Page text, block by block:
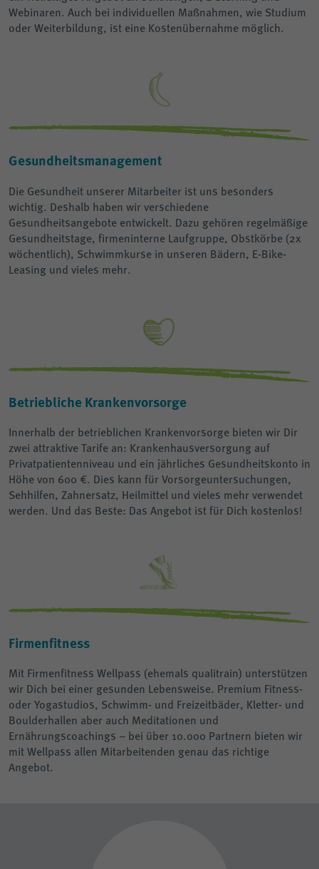
Webinaren. Auch bei individuellen Maßnahmen, wie Studium
oder Weiterbildung, ist eine Kostenübernahme möglich.
Gesundheitsmanagement
Die Gesundheit unserer Mitarbeiter ist uns besonders
wichtig. Deshalb haben wir verschiedene
Gesundheitsangebote entwickelt. Dazu gehören regelmäßige
Gesundheitstage, firmeninterne Laufgruppe, Obstkörbe (2x
wöchentlich), Schwimmkurse in unseren Bädern, E-Bike-
Leasing und vieles mehr.
Betriebliche Krankenvorsorge
Innerhalb der betrieblichen Krankenvorsorge bieten wir Dir
zwei attraktive Tarife an: Krankenhausversorgung auf
Privatpatientenniveau und ein jährliches Gesundheitskonto in
Höhe von 600 €. Dies kann für Vorsorgeuntersuchungen,
Sehhilfen, Zahnersatz, Heilmittel und vieles mehr verwendet
werden. Und das Beste: Das Angebot ist für Dich kostenlos!
Firmenfitness
Mit Firmenfitness Wellpass (ehemals qualitrain) unterstützen
wir Dich bei einer gesunden Lebensweise. Premium Fitness-
oder Yogastudios, Schwimm- und Freizeitbäder, Kletter- und
Boulderhallen aber auch Meditationen und
Ernährungscoachings – bei über 10.000 Partnern bieten wir
mit Wellpass allen Mitarbeitenden genau das richtige
Angebot.